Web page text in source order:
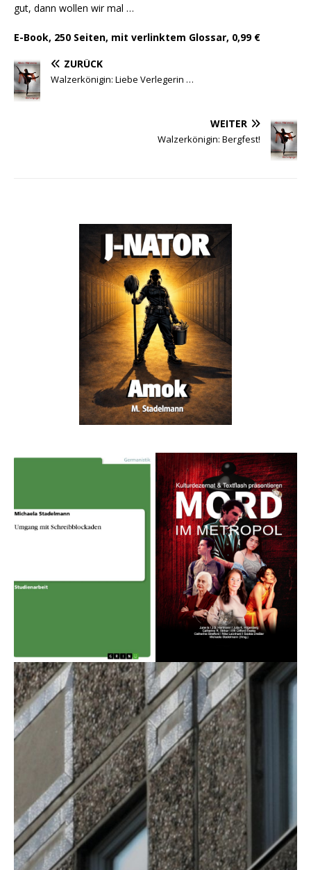
gut, dann wollen wir mal …
E-Book, 250 Seiten, mit verlinktem Glossar, 0,99 €
ZURÜCK
Walzerkönigin: Liebe Verlegerin …
WEITER
Walzerkönigin: Bergfest!